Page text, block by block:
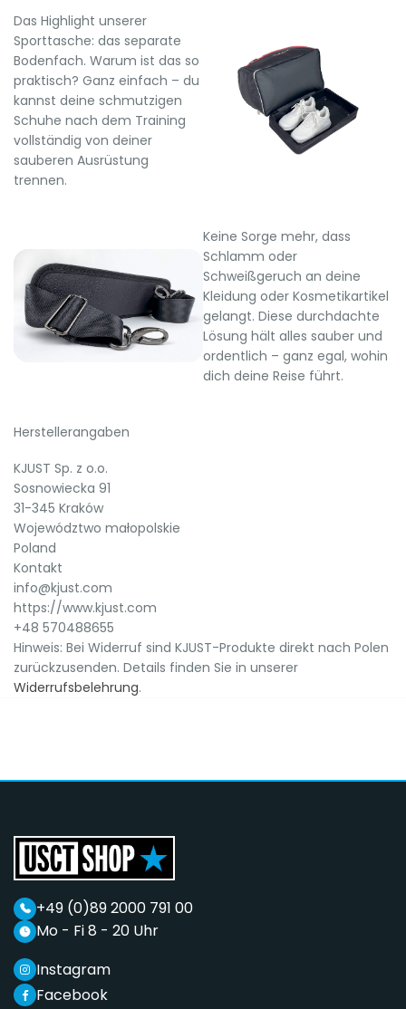
Das Highlight unserer
Sporttasche: das separate
Bodenfach. Warum ist das so
praktisch? Ganz einfach – du
kannst deine schmutzigen
Schuhe nach dem Training
vollständig von deiner
sauberen Ausrüstung
trennen.
Keine Sorge mehr, dass
Schlamm oder
Schweißgeruch an deine
Kleidung oder Kosmetikartikel
gelangt. Diese durchdachte
Lösung hält alles sauber und
ordentlich – ganz egal, wohin
dich deine Reise führt.
Herstellerangaben
KJUST Sp. z o.o.
Sosnowiecka 91
31-345 Kraków
Województwo małopolskie
Poland
Kontakt
info@kjust.com
https://www.kjust.com
+48 570488655
Hinweis: Bei Widerruf sind KJUST-Produkte direkt nach Polen
zurückzusenden. Details finden Sie in unserer
Widerrufsbelehrung.
+49 (0)89 2000 791 00
Mo - Fi 8 - 20 Uhr
Facebook
Instagram